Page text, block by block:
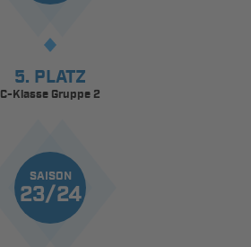
5. PLATZ
C-Klasse Gruppe 2
SAISON
23/24